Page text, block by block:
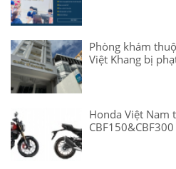
Phòng khám
Việt Khang bị
Honda Việt Nam